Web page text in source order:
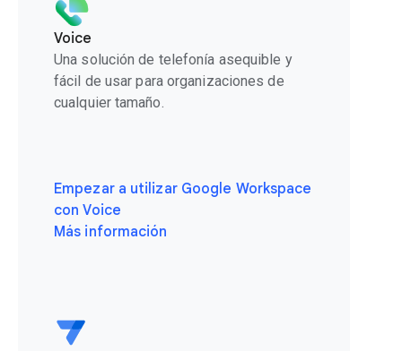
Voice
Una solución de telefonía asequible y
fácil de usar para organizaciones de
cualquier tamaño.
Empezar a utilizar Google Workspace
con Voice
Más información